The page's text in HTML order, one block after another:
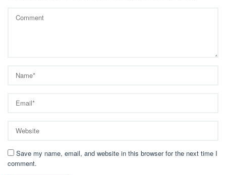
Save my name, email, and website in this browser for the next time I
comment.